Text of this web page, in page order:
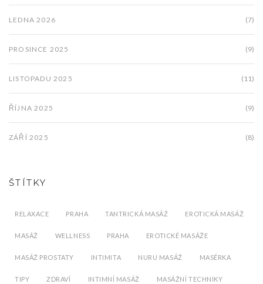
LEDNA 2026 (7)
PROSINCE 2025 (9)
LISTOPADU 2025 (11)
ŘÍJNA 2025 (9)
ZÁŘÍ 2025 (8)
ŠTÍTKY
RELAXACE PRAHA TANTRICKÁ MASÁŽ EROTICKÁ MASÁŽ
MASÁŽ WELLNESS PRAHA EROTICKÉ MASÁŽE
MASÁŽ PROSTATY INTIMITA NURU MASÁŽ MASÉRKA
TIPY ZDRAVÍ INTIMNÍ MASÁŽ MASÁŽNÍ TECHNIKY